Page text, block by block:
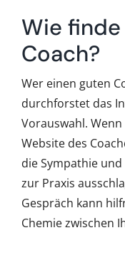
Wie
Coach?
Wer einen guten
durchforstet das
Vorauswahl.
Website des
die Sympathie
zur Praxis
Gespräch kann
Chemie zwischen